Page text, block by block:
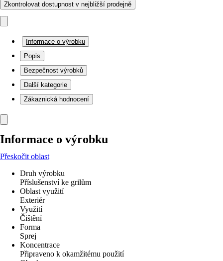
Zkontrolovat dostupnost v nejbližší prodejně
Informace o výrobku
Popis
Bezpečnost výrobků
Další kategorie
Zákaznická hodnocení
Informace o výrobku
Přeskočit oblast
Druh výrobku
Příslušenství ke grilům
Oblast využití
Exteriér
Využití
Čištění
Forma
Sprej
Koncentrace
Připraveno k okamžitému použití